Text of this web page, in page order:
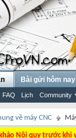
FAQ Lịch Community
Bài gửi hôm nay
về máy CNC
Nội quy trước